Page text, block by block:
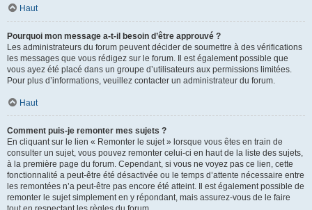
Haut
Pourquoi mon message a-t-il besoin d’être approuvé ?
Les administrateurs du forum peuvent décider de soumettre à des vérifications
les messages que vous rédigez sur le forum. Il est également possible que
vous ayez été placé dans un groupe d’utilisateurs aux permissions limitées.
Pour plus d’informations, veuillez contacter un administrateur du forum.
Haut
Comment puis-je remonter mes sujets ?
En cliquant sur le lien « Remonter le sujet » lorsque vous êtes en train de
consulter un sujet, vous pouvez remonter celui-ci en haut de la liste des sujets,
à la première page du forum. Cependant, si vous ne voyez pas ce lien, cette
fonctionnalité a peut-être été désactivée ou le temps d’attente nécessaire entre
les remontées n’a peut-être pas encore été atteint. Il est également possible de
remonter le sujet simplement en y répondant, mais assurez-vous de le faire